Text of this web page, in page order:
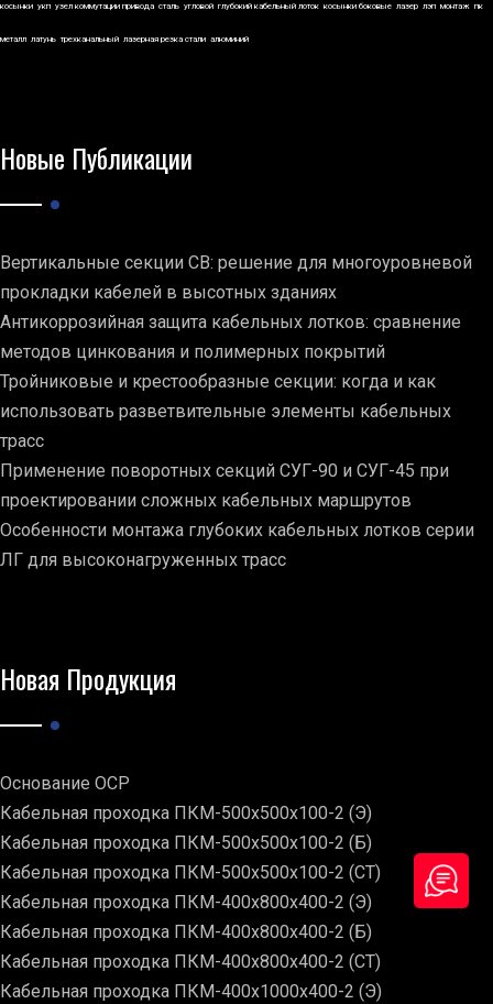
косынки укп узел коммутации привода сталь угловой глубокий кабельный лоток косынки боковые лазер лэп монтаж пк
металл латунь трехканальный лазерная резка стали алюминий
Новые Публикации
Вертикальные секции СВ: решение для многоуровневой
прокладки кабелей в высотных зданиях
Антикоррозийная защита кабельных лотков: сравнение
методов цинкования и полимерных покрытий
Тройниковые и крестообразные секции: когда и как
использовать разветвительные элементы кабельных
трасс
Применение поворотных секций СУГ-90 и СУГ-45 при
проектировании сложных кабельных маршрутов
Особенности монтажа глубоких кабельных лотков серии
ЛГ для высоконагруженных трасс
Новая Продукция
Основание ОСР
Кабельная проходка ПКМ-500х500х100-2 (Э)
Кабельная проходка ПКМ-500х500х100-2 (Б)
Кабельная проходка ПКМ-500х500х100-2 (СТ)
Кабельная проходка ПКМ-400х800х400-2 (Э)
Кабельная проходка ПКМ-400х800х400-2 (Б)
Кабельная проходка ПКМ-400х800х400-2 (СТ)
Кабельная проходка ПКМ-400х1000х400-2 (Э)